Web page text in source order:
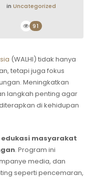
in Uncategorized
91
(WALHI) tidak hanya
tetapi juga fokus
Meningkatkan
langkah penting agar
di kehidupan
edukasi masyarakat
. Program ini
media, dan
seperti pencemaran,